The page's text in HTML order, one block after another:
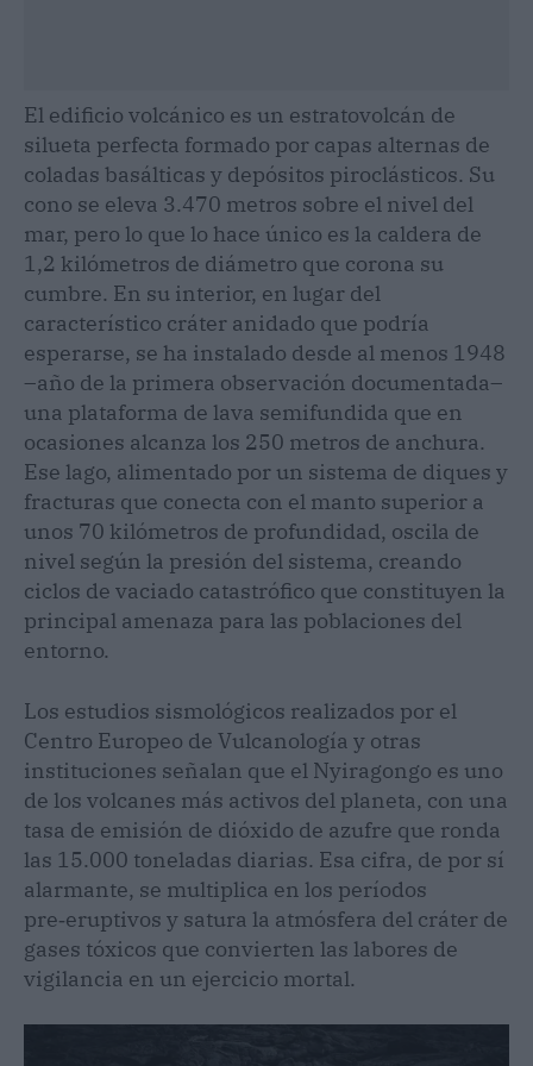
El edificio volcánico es un estratovolcán de
silueta perfecta formado por capas alternas de
coladas basálticas y depósitos piroclásticos. Su
cono se eleva 3.470 metros sobre el nivel del
mar, pero lo que lo hace único es la caldera de
1,2 kilómetros de diámetro que corona su
cumbre. En su interior, en lugar del
característico cráter anidado que podría
esperarse, se ha instalado desde al menos 1948
–año de la primera observación documentada–
una plataforma de lava semifundida que en
ocasiones alcanza los 250 metros de anchura.
Ese lago, alimentado por un sistema de diques y
fracturas que conecta con el manto superior a
unos 70 kilómetros de profundidad, oscila de
nivel según la presión del sistema, creando
ciclos de vaciado catastrófico que constituyen la
principal amenaza para las poblaciones del
entorno.
Los estudios sismológicos realizados por el
Centro Europeo de Vulcanología y otras
instituciones señalan que el Nyiragongo es uno
de los volcanes más activos del planeta, con una
tasa de emisión de dióxido de azufre que ronda
las 15.000 toneladas diarias. Esa cifra, de por sí
alarmante, se multiplica en los períodos
pre‑eruptivos y satura la atmósfera del cráter de
gases tóxicos que convierten las labores de
vigilancia en un ejercicio mortal.